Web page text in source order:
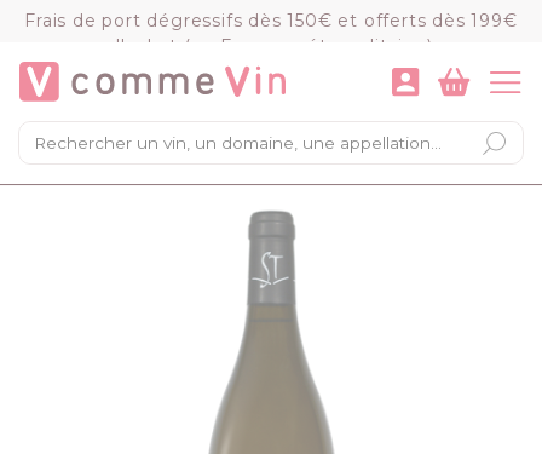
Frais de port dégressifs dès 150€ et offerts dès 199€
d'achat (en France métropolitaine)
×
Mon panier
Chargement du panier...
VOIR LE PANIER COMMANDER
Panneau de gestion des cookies